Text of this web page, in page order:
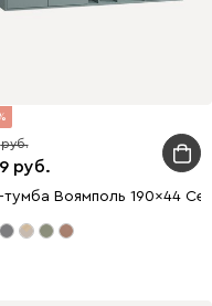
Воямполь 190x44